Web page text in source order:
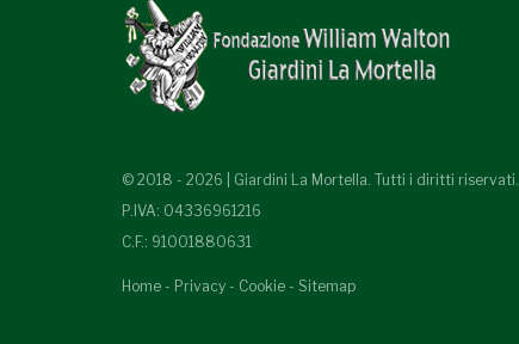
© 2018 - 2026 | Giardini La Mortella. Tutti i diritti riservati.
P.IVA: 04336961216
C.F.: 91001880631
Home - Privacy - Cookie - Sitemap